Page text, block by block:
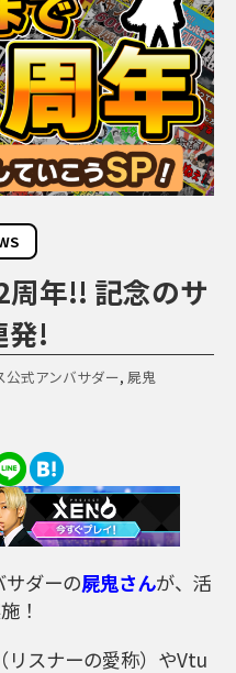
年!! 記念のサ
発!
公式アンバサダー, 屍鬼
サダーの屍鬼さんが、活
！
リスナーの愛称）やVtu